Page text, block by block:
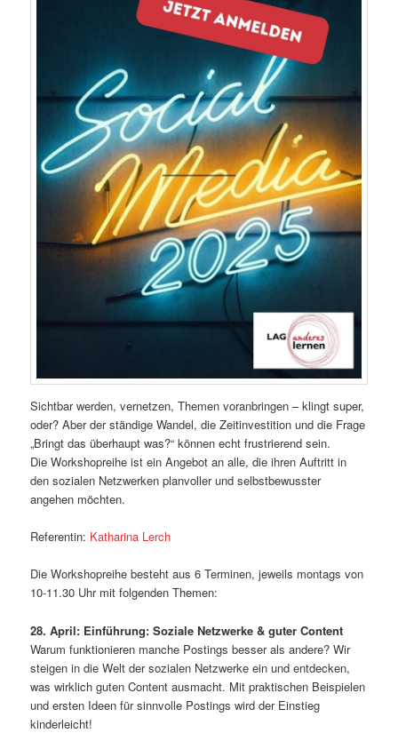
Sichtbar werden, vernetzen, Themen voranbringen – klingt super,
oder? Aber der ständige Wandel, die Zeitinvestition und die Frage
„Bringt das überhaupt was?“ können echt frustrierend sein.
Die Workshopreihe ist ein Angebot an alle, die ihren Auftritt in
den sozialen Netzwerken planvoller und selbstbewusster
angehen möchten.
Referentin: Katharina Lerch
Die Workshopreihe besteht aus 6 Terminen, jeweils montags von
10-11.30 Uhr mit folgenden Themen:
28. April: Einführung: Soziale Netzwerke & guter Content
Warum funktionieren manche Postings besser als andere? Wir
steigen in die Welt der sozialen Netzwerke ein und entdecken,
was wirklich guten Content ausmacht. Mit praktischen Beispielen
und ersten Ideen für sinnvolle Postings wird der Einstieg
kinderleicht!